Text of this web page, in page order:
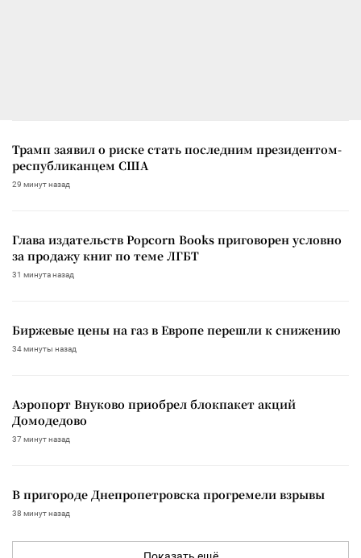
Трамп заявил о риске стать последним президентом-
республиканцем США
29 минут назад
Глава издательств Popcorn Books приговорен условно
за продажу книг по теме ЛГБТ
31 минута назад
Биржевые цены на газ в Европе перешли к снижению
34 минуты назад
Аэропорт Внуково приобрел блокпакет акций
Домодедово
37 минут назад
В пригороде Днепропетровска прогремели взрывы
38 минут назад